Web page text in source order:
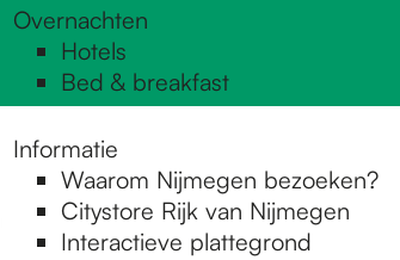
Overnachten
Hotels
Bed & breakfast
Informatie
Waarom Nijmegen bezoeken?
Citystore Rijk van Nijmegen
Interactieve plattegrond